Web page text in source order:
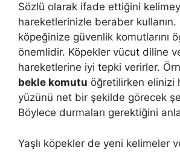
Sözlü olarak ifade ettiğini
hareketlerinizle beraber kullanın.
köpeğinize güvenlik komutlarını
önemlidir. Köpekler vücut diline
hareketlerine iyi tepki verirler.
bekle komutu öğretilirken elinizi
yüzünü net bir şekilde görecek
Böylece durmaları gerektiğini
Yaşlı köpekler de yeni kelimeler